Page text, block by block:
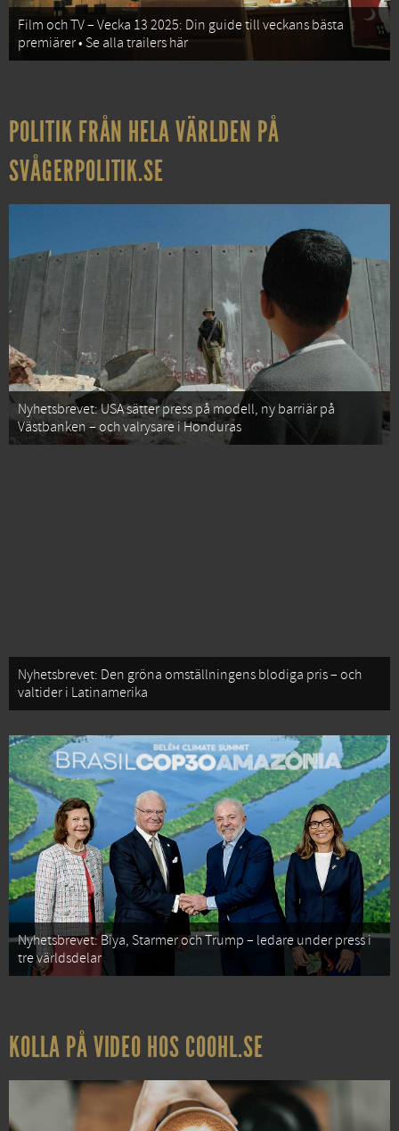
Film och TV – Vecka 13 2025: Din guide till veckans bästa
premiärer • Se alla trailers här
POLITIK FRÅN HELA VÄRLDEN PÅ
SVÅGERPOLITIK.SE
Nyhetsbrevet: USA sätter press på modell, ny barriär på
Västbanken – och valrysare i Honduras
Nyhetsbrevet: Den gröna omställningens blodiga pris – och
valtider i Latinamerika
Nyhetsbrevet: Biya, Starmer och Trump – ledare under press i
tre världsdelar
KOLLA PÅ VIDEO HOS COOHL.SE